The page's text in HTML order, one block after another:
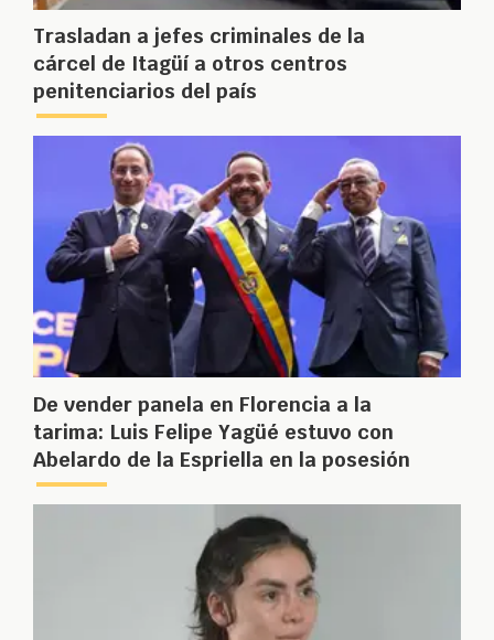
Trasladan a jefes criminales de la
cárcel de Itagüí a otros centros
penitenciarios del país
De vender panela en Florencia a la
tarima: Luis Felipe Yagüé estuvo con
Abelardo de la Espriella en la posesión